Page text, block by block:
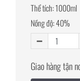
Thể tích: 1000ml
Nồng độ: 40%
Giao hàng tận